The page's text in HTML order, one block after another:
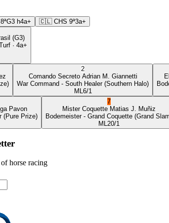
8ªG3 h4a+ 🇨🇱 CHS 9ª3a+
(G3)
· 4a+
2
Comando Secreto Adrian M. Giannetti
War Command - South Healer(Southern Halo)
ML6/1
Pavon
(Pure Prize)
7
Mister Coquette Matias J. Muñiz
Bodemeister- Grand Coquette (Grand
ML20/1
horse racing